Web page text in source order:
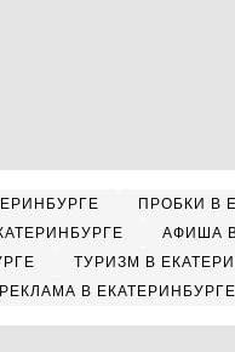
ПРОБКИ В
АФИША
ТУРИЗМ В
РЕКЛАМА В ЕКАТЕРИНБУРГЕ